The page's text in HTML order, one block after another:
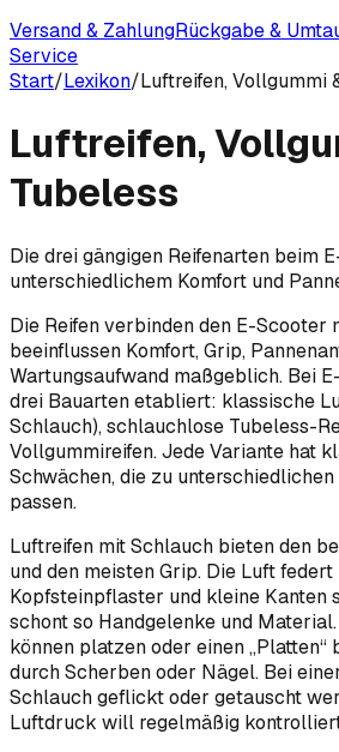
Versand & ZahlungRückgabe &
Service
Start/Lexikon/Luftreifen, Vollgummi
Luftreifen,
Tubeless
Die drei gängigen Reifenarten beim
unterschiedlichem Komfort und
Die Reifen verbinden den E-Scooter
beeinflussen Komfort, Grip,
Wartungsaufwand maßgeblich. Bei
drei Bauarten etabliert: klassische
Schlauch), schlauchlose Tubeless-
Vollgummireifen. Jede Variante hat
Schwächen, die zu
passen.
Luftreifen mit Schlauch bieten den
und den meisten Grip. Die Luft federt
Kopfsteinpflaster und kleine Kanten
schont so Handgelenke und
können platzen oder einen „Platten“
durch Scherben oder Nägel. Bei
Schlauch geflickt oder getauscht
Luftdruck will regelmäßig